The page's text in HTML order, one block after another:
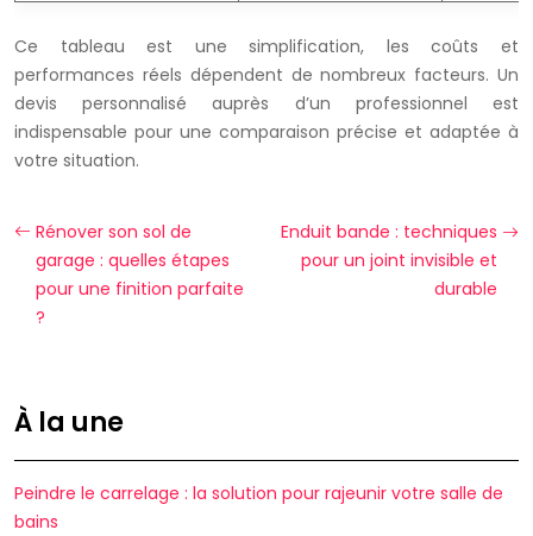
Ce tableau est une simplification, les coûts et
performances réels dépendent de nombreux facteurs. Un
devis personnalisé auprès d’un professionnel est
indispensable pour une comparaison précise et adaptée à
votre situation.
Rénover son sol de
garage : quelles étapes
pour une finition parfaite
?
Enduit bande : techniques
pour un joint invisible et
durable
À la une
Peindre le carrelage : la solution pour rajeunir votre salle de
bains